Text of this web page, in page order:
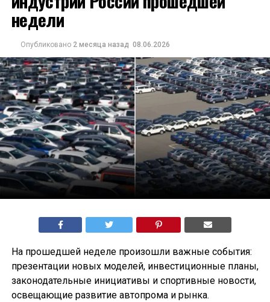
недели
Опубликовано 2 месяца назад 08.06.2026
На прошедшей неделе произошли важные события:
презентации новых моделей, инвестиционные планы,
законодательные инициативы и спортивные новости,
освещающие развитие автопрома и рынка.